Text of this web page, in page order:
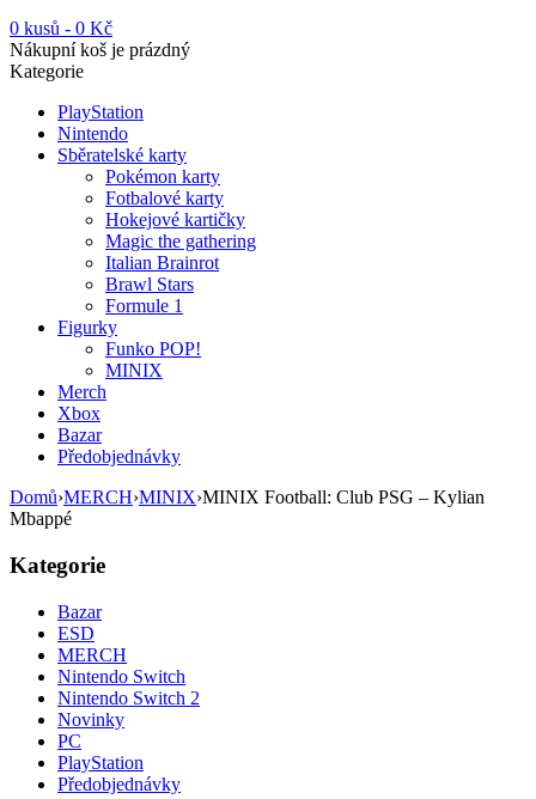
0 kusů - 0 Kč
Nákupní koš je prázdný
Kategorie
PlayStation
Nintendo
Sběratelské karty
Pokémon karty
Fotbalové karty
Hokejové kartičky
Magic the gathering
Italian Brainrot
Brawl Stars
Formule 1
Figurky
Funko POP!
MINIX
Merch
Xbox
Bazar
Předobjednávky
Domů›MERCH›MINIX›MINIX Football: Club PSG – Kylian
Mbappé
Kategorie
Bazar
ESD
MERCH
Nintendo Switch
Nintendo Switch 2
Novinky
PC
PlayStation
Předobjednávky